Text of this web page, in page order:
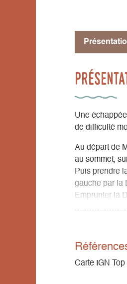
Une
de difficulté
Au départ de
au sommet,
Puis prendre
gauche par la
Emprunter la
et-Pipet.
Carte IGN